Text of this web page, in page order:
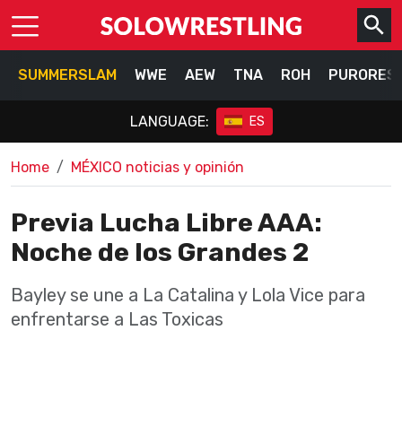
SUMMERSLAM WWE AEW TNA ROH
LANGUAGE: ES
Home MÉXICO noticias y opinión
Previa Lucha Libre AAA:
Noche de los Grandes 2
Bayley se une a La Catalina y Lola Vice para
enfrentarse a Las Toxicas